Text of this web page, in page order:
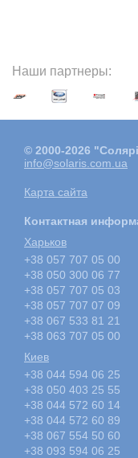
Наши партнеры:
© 2000-2026
info@solaris.com.ua
Карта сайта
Контактная
Харьков
+38 057 707 05 00
+38 050 300 06 77
+38 057 707 05 03
+38 057 707 07 09
+38 067 533 81 21
+38 063 707 05 00
Киев
+38 044 594 06 25
+38 050 403 25 55
+38 044 572 60 14
+38 044 572 60 89
+38 067 554 50 60
+38 093 594 06 25